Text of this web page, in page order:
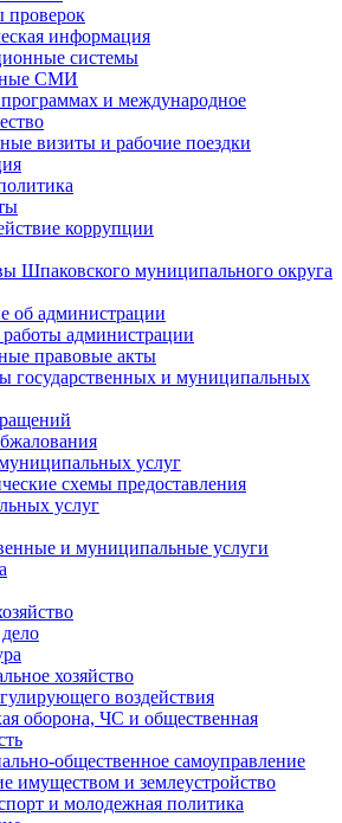
проверок
информация
системы
СМИ
и международное
визиты и рабочие поездки
коррупции
Шпаковского муниципального округа
об администрации
работы администрации
правовые акты
государственных и муниципальных
услуг
схемы предоставления
услуг
и муниципальные услуги
хозяйство
воздействия
оборона, ЧС и общественная
общественное самоуправление
имуществом и землеустройство
и молодежная политика